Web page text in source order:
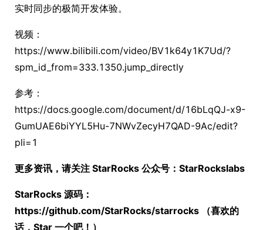
实时同步的极简开发体验。
视频：
https://www.bilibili.com/video/BV1k64y1K7Ud/?
spm_id_from=333.1350.jump_directly
参考：
https://docs.google.com/document/d/16bLqQJ-x9-
GumUAE6biYYL5Hu-7NWvZecyH7QAD-9Ac/edit?
pli=1
更多资讯，请关注 StarRocks 公众号：StarRockslabs
StarRocks 源码：
https://github.com/StarRocks/starrocks （喜欢的
话，Star 一个吧！）